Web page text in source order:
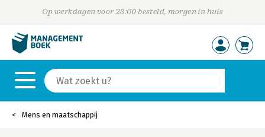
Op werkdagen voor 23:00 besteld, morgen in huis
Mens en maatschappij